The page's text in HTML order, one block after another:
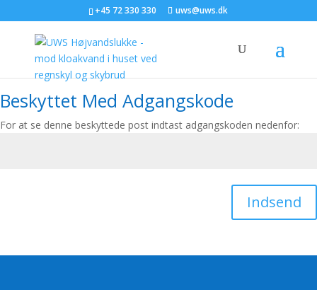
+45 72 330 330 uws@uws.dk
Beskyttet Med Adgangskode
For at se denne beskyttede post indtast adgangskoden nedenfor:
Indsend